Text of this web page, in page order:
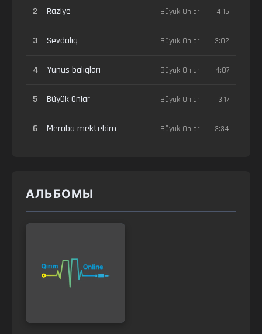
2 Raziye Büyük Onlar 4:15
3 Sevdalıq Büyük Onlar 3:02
4 Yunus balıqları Büyük Onlar 4:07
5 Büyük Onlar Büyük Onlar 3:17
6 Meraba mektebim Büyük Onlar 3:34
АЛЬБОМЫ